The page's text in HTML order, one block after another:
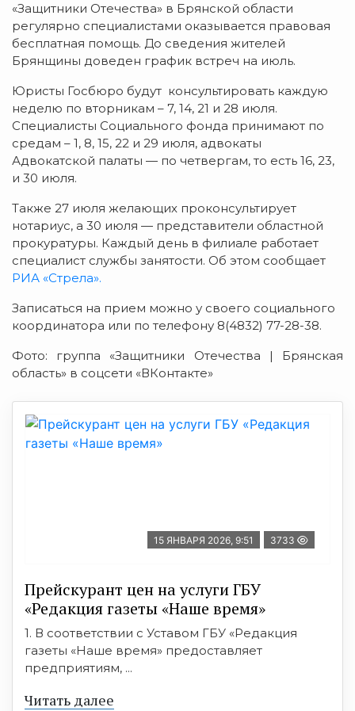
«Защитники Отечества» в Брянской области
регулярно специалистами оказывается правовая
бесплатная помощь. До сведения жителей
Брянщины доведен график встреч на июль.
Юристы Госбюро будут консультировать каждую
неделю по вторникам – 7, 14, 21 и 28 июля.
Специалисты Социального фонда принимают по
средам – 1, 8, 15, 22 и 29 июля, адвокаты
Адвокатской палаты — по четвергам, то есть 16, 23,
и 30 июля.
Также 27 июля желающих проконсультирует
нотариус, а 30 июля — представители областной
прокуратуры. Каждый день в филиале работает
специалист службы занятости. Об этом сообщает
РИА «Стрела».
Записаться на прием можно у своего социального
координатора или по телефону 8(4832) 77-28-38.
Фото: группа «Защитники Отечества | Брянская
область» в соцсети «ВКонтакте»
15 ЯНВАРЯ 2026, 9:51 3733
Прейскурант цен на услуги ГБУ
«Редакция газеты «Наше время»
1. В соответствии с Уставом ГБУ «Редакция
газеты «Наше время» предоставляет
предприятиям, ...
Читать далее